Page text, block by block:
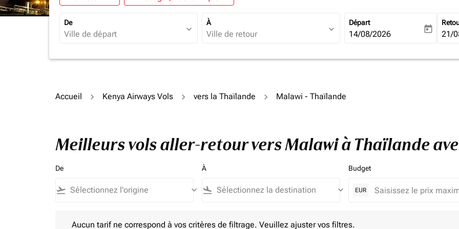
De
expand_more
À
expand_more
Départ
fc-booking-departure-date-
14/08/2026 today fc-
21/
Accueil Kenya Airways Vols vers la Thaïlande Malawi - Thaïlande
Meilleurs vols aller-retour vers Malawi à Thaïlande
De
flight_takeoff keyboard_arrow_down
À
flight_land keyboard_arrow_down
Budget
EUR
Aucun tarif ne correspond à vos critères de filtrage. Veuillez ajuster vos filtres.